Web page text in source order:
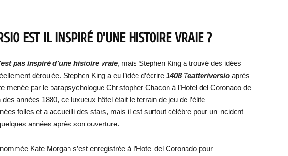
EST IL INSPIRÉ D’UNE HISTOIRE VRAIE ?
pas inspiré d’une histoire vraie, mais Stephen King a trouvé des idées
déroulée. Stephen King a eu l’idée d’écrire 1408 Teatteriversio après
menée par le parapsychologue Christopher Chacon à l’Hotel del Coronado de
années 1880, ce luxueux hôtel était le terrain de jeu de l’élite
folles et a accueilli des stars, mais il est surtout célèbre pour un incident
années après son ouverture.
Kate Morgan s’est enregistrée à l’Hotel del Coronado pour